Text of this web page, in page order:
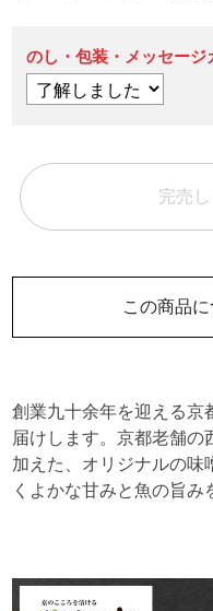
のし・包装・メッセージ
完売
この商品
創業九十余年を迎える京
届けします。京都老舗の
加えた、オリジナルの味
くよかな甘みと魚の旨み